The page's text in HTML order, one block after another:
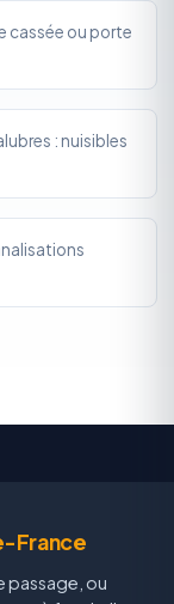
cassée ou porte
: nuisibles
France
passage, ou